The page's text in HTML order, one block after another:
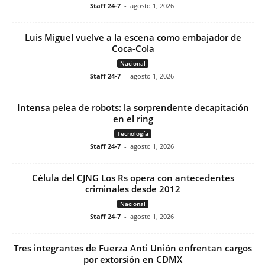
Staff 24-7 - agosto 1, 2026
Luis Miguel vuelve a la escena como embajador de
Coca-Cola
Nacional
Staff 24-7 - agosto 1, 2026
Intensa pelea de robots: la sorprendente decapitación
en el ring
Tecnología
Staff 24-7 - agosto 1, 2026
Célula del CJNG Los Rs opera con antecedentes
criminales desde 2012
Nacional
Staff 24-7 - agosto 1, 2026
Tres integrantes de Fuerza Anti Unión enfrentan cargos
por extorsión en CDMX